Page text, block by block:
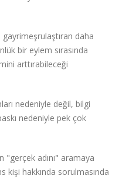
gayrimeşrulaştıran daha
bir eylem sırasında
arttırabileceği
nedeniyle değil, bilgi
nedeniyle pek çok
"gerçek adını" aramaya
kişi hakkında sorulmasında